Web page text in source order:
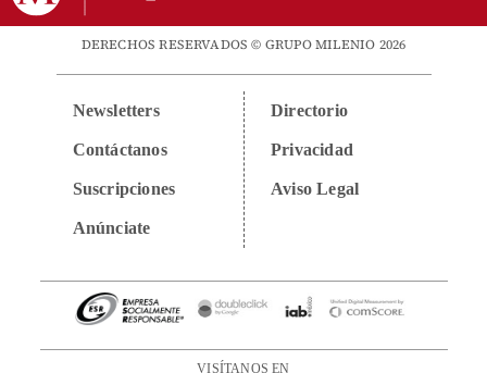
DERECHOS RESERVADOS © GRUPO MILENIO 2026
Newsletters
Contáctanos
Suscripciones
Anúnciate
Directorio
Privacidad
Aviso Legal
VISÍTANOS EN